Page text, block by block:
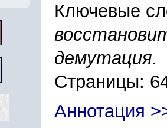
Ключевые
демутация.
Страницы:
Аннотация